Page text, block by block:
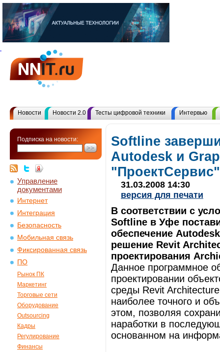
Новости Новости 2.0 Тесты цифровой техники Интервью
Подписка на новости:
Управление
документами
Интернет
Интеграция
Безопасность
Мобильная связь
Фиксированная связь
ПО
Рынок ПК
Маркетинг
Торговые сети
Оборудование
Outsourcing
Кадры
Регулирование
Финансы
Softline
Autodesk и
"ПроектСервис"
31.03.2008 14:30
версия для печати
В соответствии с
Softline в Уфе
обеспечение
решение Revit
проектирования
Данное программное
проектировании
среды Revit
наиболее точного и
этом, позволяя
наработки в
основанном на